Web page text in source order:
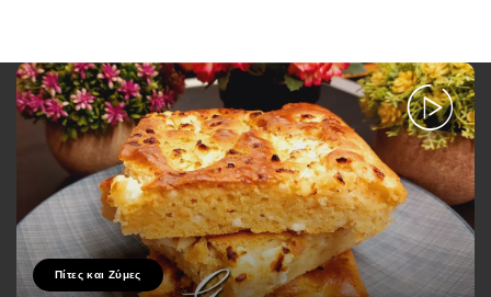
Πίτες και Ζύμες